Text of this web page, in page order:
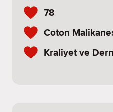
78
Coton
Kraliyet ve